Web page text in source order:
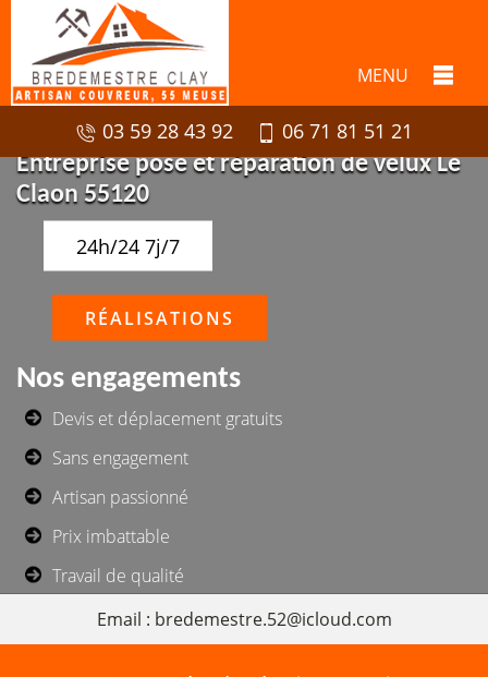
MENU
03 59 28 43 92
06 71 81 51 21
Entreprise pose et réparation de velux Le
Claon 55120
24h/24 7j/7
RÉALISATIONS
Nos engagements
Devis et déplacement gratuits
Sans engagement
Artisan passionné
Prix imbattable
Travail de qualité
Email : bredemestre.52@icloud.com